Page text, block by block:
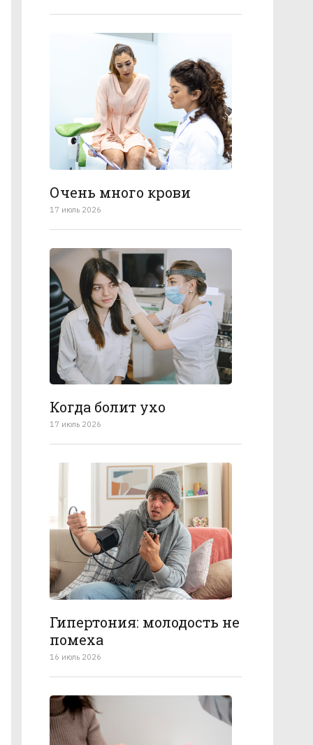
Очень много крови
17 июль 2026
Когда болит ухо
17 июль 2026
Гипертония: молодость не
помеха
16 июль 2026